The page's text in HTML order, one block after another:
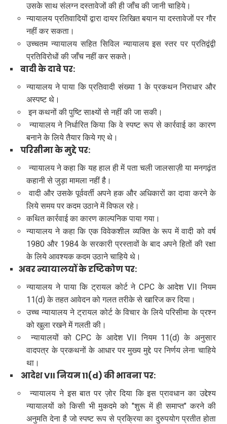
उसके साथ संलग्न दस्तावेजों की ही जाँच की जानी चाहिये।
न्यायालय प्रतिवादियों द्वारा दायर लिखित बयान या दस्तावेजों पर गौर
नहीं कर सकता।
उच्चतम न्यायालय सहित सिविल न्यायालय इस स्तर पर प्रतिद्वंद्वी
प्रतिविरोधों की जाँच नहीं कर सकते।
वादी के दावे पर:
न्यायालय ने पाया कि प्रतिवादी संख्या 1 के प्रकथन निराधार और
अस्पष्ट थे।
इन कथनों की पुष्टि साक्ष्यों से नहीं की जा सकी।
न्यायालय ने निर्धारित किया कि वे स्पष्ट रूप से कार्रवाई का कारण
बनाने के लिये तैयार किये गए थे।
परिसीमा के मुद्दे पर:
न्यायालय ने कहा कि यह हाल ही में पता चली जालसाज़ी या मनगढ़ंत
कहानी से जुड़ा मामला नहीं है।
वादी और उसके पूर्ववर्ती अपने हक और अधिकारों का दावा करने के
लिये समय पर कदम उठाने में विफल रहे।
कथित कार्रवाई का कारण काल्पनिक पाया गया।
न्यायालय ने कहा कि एक विवेकशील व्यक्ति के रूप में वादी को वर्ष
1980 और 1984 के सरकारी प्रस्तावों के बाद अपने हितों की रक्षा
के लिये आवश्यक कदम उठाने चाहिये थे।
अवर न्यायालयों के दृष्टिकोण पर:
न्यायालय ने पाया कि ट्रायल कोर्ट ने CPC के आदेश VII नियम
11(d) के तहत आवेदन को गलत तरीके से खारिज कर दिया।
उच्च न्यायालय ने ट्रायल कोर्ट के विचार के लिये परिसीमा के प्रश्न
को खुला रखने में गलती की।
न्यायालयों को CPC के आदेश VII नियम 11(d) के अनुसार
वादपत्र के प्रकथनों के आधार पर मुख्य मुद्दे पर निर्णय लेना चाहिये
था।
आदेश VII नियम 11(d) की भावना पर:
न्यायालय ने इस बात पर ज़ोर दिया कि इस प्रावधान का उद्देश्य
न्यायालयों को किसी भी मुकदमे को "शुरू में ही समाप्त" करने की
अनुमति देना है जो स्पष्ट रूप से प्रक्रिया का दुरुपयोग प्रतीत होता